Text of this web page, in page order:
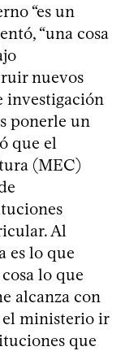
“es un
“una cosa
nuevos
investigación
ponerle un
que el
(MEC)
Al
es lo que
lo que
alcanza con
el ministerio ir
que